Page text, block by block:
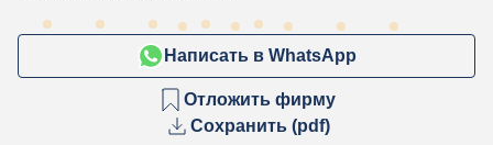
Написать в WhatsApp
Отложить фирму
Сохранить (pdf)